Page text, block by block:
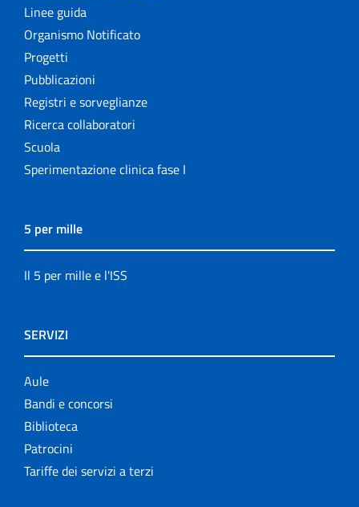
Linee guida
Organismo Notificato
Progetti
Pubblicazioni
Registri e sorveglianze
Ricerca collaboratori
Scuola
Sperimentazione clinica fase I
5 per mille
Il 5 per mille e l'ISS
SERVIZI
Aule
Bandi e concorsi
Biblioteca
Patrocini
Tariffe dei servizi a terzi